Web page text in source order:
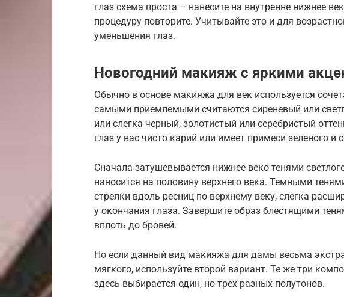
глаз схема проста – нанесите на внутренне нижнее
процедуру повторите. Учитывайте это и для
уменьшения глаз.
Новогодний макияж с яркими
Обычно в основе макияжа для век используется
самыми приемлемыми считаются сиреневый или
или слегка черный, золотистый или серебристый
глаз у вас чисто карий или имеет примеси зеленого и
Сначала затушевывается нижнее веко тенями
наносится на половину верхнего века. Темными
стрелки вдоль ресниц по верхнему веку, слегка
у окончания глаза. Завершите образ блестящими
вплоть до бровей.
Но если данный вид макияжа для дамы весьма
мягкого, используйте второй вариант. Те же три
здесь выбирается один, но трех разных полутонов.